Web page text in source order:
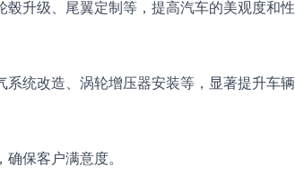
升级、尾翼定制等，提高汽车的美观度和性
统改造、涡轮增压器安装等，显著提升车辆
保客户满意度。